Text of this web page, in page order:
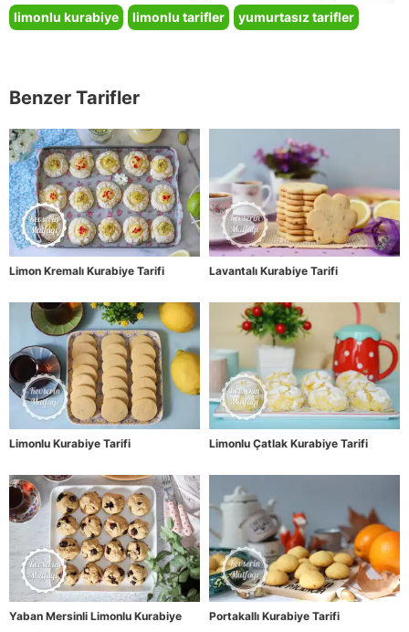
limonlu kurabiye
limonlu tarifler yumurtasız tarifler
Benzer Tarifler
Limon Kremalı Kurabiye Tarifi Lavantalı Kurabiye Tarifi
Limonlu Kurabiye Tarifi Limonlu Çatlak Kurabiye Tarifi
Yaban Mersinli Limonlu Kurabiye Portakallı Kurabiye Tarifi